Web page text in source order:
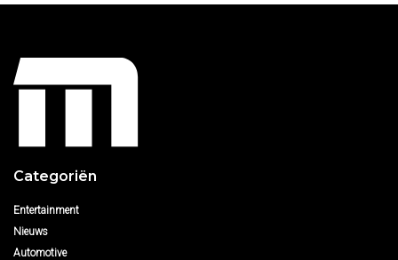
Categoriën
Entertainment
Nieuws
Automotive